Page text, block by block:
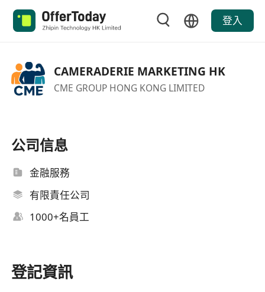
登入
CAMERADERIE MARKETING HK
CME GROUP HONG KONG LIMITED
公司信息
金融服務
有限責任公司
1000+名員工
登記資訊